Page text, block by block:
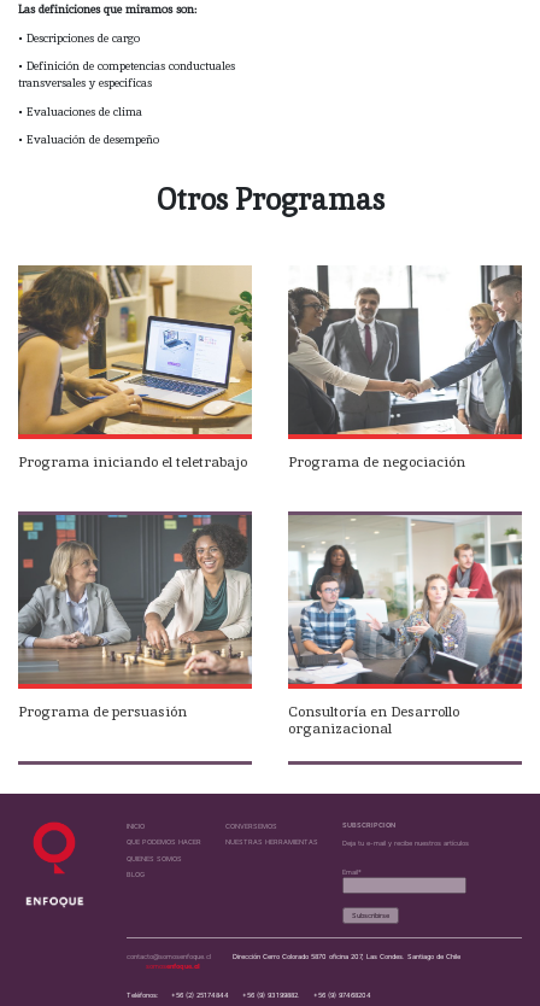
Las definiciones que miramos son:
• Descripciones de cargo
• Definición de competencias conductuales
transversales y especificas
• Evaluaciones de clima
• Evaluación de desempeño
Otros Programas
Programa iniciando el teletrabajo Programa de negociación
Programa de persuasión
Consultoría en Desarrollo
organizacional
INICIO
QUE PODEMOS HACER
QUIENES SOMOS
BLOG
CONVERSEMOS
NUESTRAS HERRAMIENTAS
SUBSCRIPCION
Deja tu e-mail y recibe nuestros artículos
Email*
contacto@somosenfoque.cl
Dirección Cerro Colorado 5870 oficina 207, Las Condes. Santiago de Chile
somosenfoque.cl
Teléfonos: +56 (2) 25174844 +56 (9) 93199882. +56 (9) 97468204